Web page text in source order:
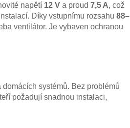
napětí 12 V a proud 7,5 A, což
Díky vstupnímu rozsahu 88–
ventilátor. Je vybaven ochranou
systémů. Bez problémů
požadují snadnou instalaci,